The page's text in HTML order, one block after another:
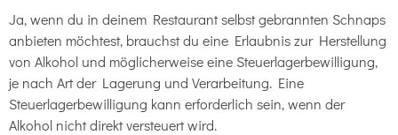
Ja, wenn du in deinem Restaurant selbst gebrannten Schnaps
anbieten möchtest, brauchst du eine Erlaubnis zur Herstellung
von Alkohol und möglicherweise eine Steuerlagerbewilligung,
je nach Art der Lagerung und Verarbeitung. Eine
Steuerlagerbewilligung kann erforderlich sein, wenn der
Alkohol nicht direkt versteuert wird.